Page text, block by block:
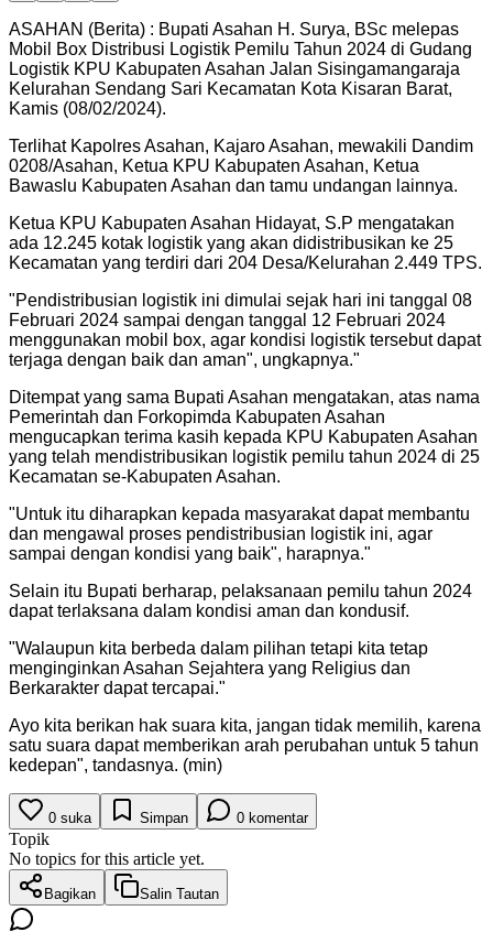
ASAHAN (Berita) : Bupati Asahan H. Surya, BSc melepas
Mobil Box Distribusi Logistik Pemilu Tahun 2024 di Gudang
Logistik KPU Kabupaten Asahan Jalan Sisingamangaraja
Kelurahan Sendang Sari Kecamatan Kota Kisaran Barat,
Kamis (08/02/2024).
Terlihat Kapolres Asahan, Kajaro Asahan, mewakili Dandim
0208/Asahan, Ketua KPU Kabupaten Asahan, Ketua
Bawaslu Kabupaten Asahan dan tamu undangan lainnya.
Ketua KPU Kabupaten Asahan Hidayat, S.P mengatakan
ada 12.245 kotak logistik yang akan didistribusikan ke 25
Kecamatan yang terdiri dari 204 Desa/Kelurahan 2.449 TPS.
"Pendistribusian logistik ini dimulai sejak hari ini tanggal 08
Februari 2024 sampai dengan tanggal 12 Februari 2024
menggunakan mobil box, agar kondisi logistik tersebut dapat
terjaga dengan baik dan aman", ungkapnya."
Ditempat yang sama Bupati Asahan mengatakan, atas nama
Pemerintah dan Forkopimda Kabupaten Asahan
mengucapkan terima kasih kepada KPU Kabupaten Asahan
yang telah mendistribusikan logistik pemilu tahun 2024 di 25
Kecamatan se-Kabupaten Asahan.
"Untuk itu diharapkan kepada masyarakat dapat membantu
dan mengawal proses pendistribusian logistik ini, agar
sampai dengan kondisi yang baik", harapnya."
Selain itu Bupati berharap, pelaksanaan pemilu tahun 2024
dapat terlaksana dalam kondisi aman dan kondusif.
"Walaupun kita berbeda dalam pilihan tetapi kita tetap
menginginkan Asahan Sejahtera yang Religius dan
Berkarakter dapat tercapai."
Ayo kita berikan hak suara kita, jangan tidak memilih, karena
satu suara dapat memberikan arah perubahan untuk 5 tahun
kedepan", tandasnya. (min)
0 suka Simpan 0 komentar
Topik
No topics for this article yet.
Bagikan Salin Tautan